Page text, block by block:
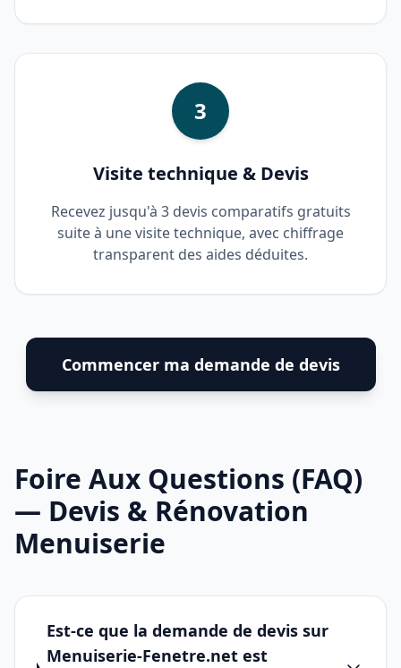
3
Visite technique & Devis
Recevez jusqu'à 3 devis comparatifs gratuits
suite à une visite technique, avec chiffrage
transparent des aides déduites.
Commencer ma demande de devis
Foire Aux Questions (FAQ)
— Devis & Rénovation
Menuiserie
Est-ce que la demande de devis sur
Menuiserie-Fenetre.net est